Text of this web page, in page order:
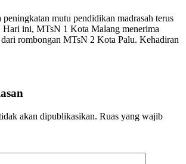
mutu pendidikan madrasah terus
Hari ini, MTsN 1 Kota Malang menerima
rombongan MTsN 2 Kota Palu. Kehadiran
akan dipublikasikan. Ruas yang wajib